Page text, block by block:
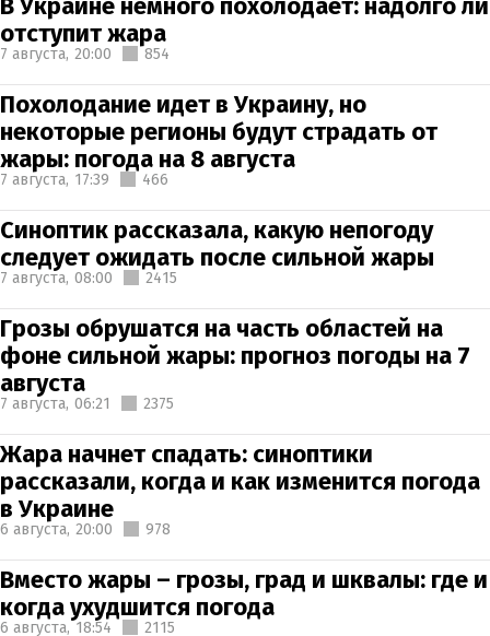
отступит жара
7 августа, 20:00 854
Похолодание идет в Украину, но
некоторые регионы будут страдать от
жары: погода на 8 августа
7 августа, 17:39 466
Синоптик рассказала, какую непогоду
следует ожидать после сильной жары
7 августа, 08:00 2415
Грозы обрушатся на часть областей на
фоне сильной жары: прогноз погоды на 7
августа
7 августа, 06:21 2375
Жара начнет спадать: синоптики
рассказали, когда и как изменится погода
в Украине
6 августа, 20:00 978
Вместо жары – грозы, град и шквалы: где и
когда ухудшится погода
6 августа, 18:54 2115